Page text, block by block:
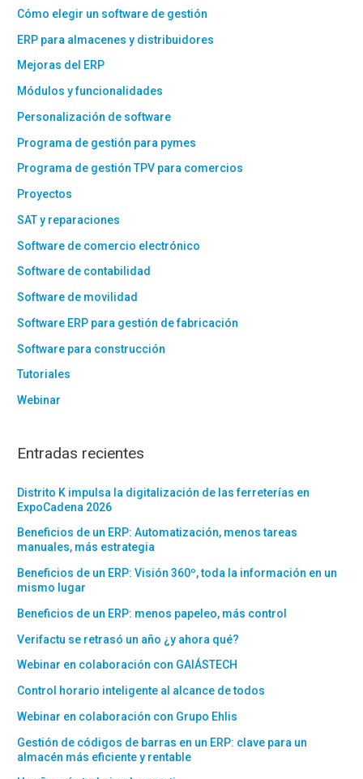
Cómo elegir un software de gestión
ERP para almacenes y distribuidores
Mejoras del ERP
Módulos y funcionalidades
Personalización de software
Programa de gestión para pymes
Programa de gestión TPV para comercios
Proyectos
SAT y reparaciones
Software de comercio electrónico
Software de contabilidad
Software de movilidad
Software ERP para gestión de fabricación
Software para construcción
Tutoriales
Webinar
Entradas recientes
Distrito K impulsa la digitalización de las ferreterías en
ExpoCadena 2026
Beneficios de un ERP: Automatización, menos tareas
manuales, más estrategia
Beneficios de un ERP: Visión 360º, toda la información en un
mismo lugar
Beneficios de un ERP: menos papeleo, más control
Verifactu se retrasó un año ¿y ahora qué?
Webinar en colaboración con GAIÁSTECH
Control horario inteligente al alcance de todos
Webinar en colaboración con Grupo Ehlis
Gestión de códigos de barras en un ERP: clave para un
almacén más eficiente y rentable